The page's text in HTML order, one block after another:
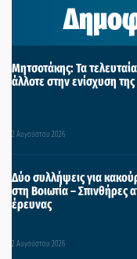
Μητσοτάκης: Τα
άλλοτε στην ενίσχυση
2 Αυγούστου 2026
Δύο συλλήψεις για
στη Βοιωτία – Σπινθήρες
έρευνας
2 Αυγούστου 2026